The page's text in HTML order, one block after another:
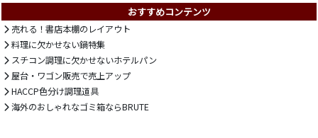
おすすめコンテンツ
売れる！書店本棚のレイアウト
料理に欠かせない鍋特集
スチコン調理に欠かせないホテルパン
屋台・ワゴン販売で売上アップ
HACCP色分け調理道具
海外のおしゃれなゴミ箱ならBRUTE